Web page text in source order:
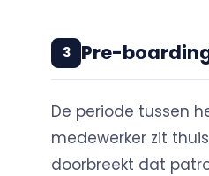
3 Pre-
De periode tussen
medewerker zit
doorbreekt dat